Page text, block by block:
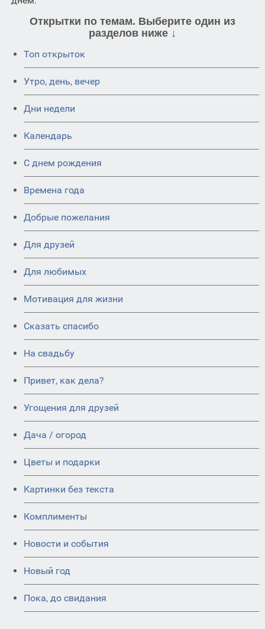
Открытки по темам. Выберите один из
разделов ниже ↓
Топ открыток
Утро, день, вечер
Дни недели
Календарь
C днем рождения
Времена года
Добрые пожелания
Для друзей
Для любимых
Мотивация для жизни
Сказать спасибо
На свадьбу
Привет, как дела?
Угощения для друзей
Дача / огород
Цветы и подарки
Картинки без текста
Комплименты
Новости и события
Новый год
Пока, до свидания